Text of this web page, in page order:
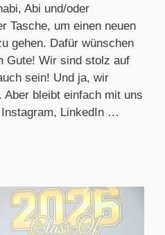
Abi und/oder
Tasche, um einen neuen
gehen. Dafür wünschen
Gute! Wir sind stolz auf
sein! Und ja, wir
bleibt einfach mit uns
LinkedIn …